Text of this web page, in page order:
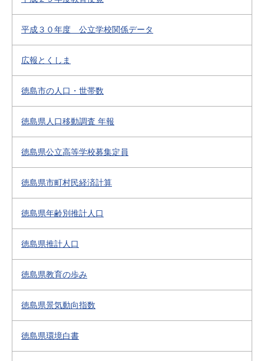
平成３０年度 公立学校関係データ
広報とくしま
徳島市の人口・世帯数
徳島県人口移動調査 年報
徳島県公立高等学校募集定員
徳島県市町村民経済計算
徳島県年齢別推計人口
徳島県推計人口
徳島県教育の歩み
徳島県景気動向指数
徳島県環境白書